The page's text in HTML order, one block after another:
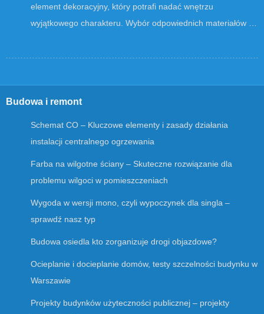
element dekoracyjny, który potrafi nadać wnętrzu
wyjątkowego charakteru. Wybór odpowiednich materiałów …
Budowa i remont
Schemat CO – Kluczowe elementy i zasady działania
instalacji centralnego ogrzewania
Farba na wilgotne ściany – Skuteczne rozwiązanie dla
problemu wilgoci w pomieszczeniach
Wygoda w wersji mono, czyli wypoczynek dla singla –
sprawdź nasz typ
Budowa osiedla kto zorganizuje drogi objazdowe?
Ocieplanie i docieplanie domów, testy szczelności budynku w
Warszawie
Projekty budynków użyteczności publicznej – projekty